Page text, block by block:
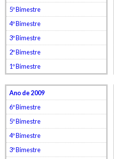
5º Bimestre
4º Bimestre
3º Bimestre
2º Bimestre
1º Bimestre
Ano de 2009
6º Bimestre
5º Bimestre
4º Bimestre
3º Bimestre